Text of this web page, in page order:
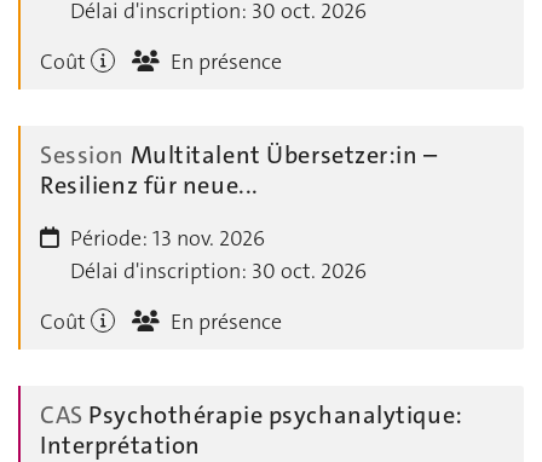
Délai d'inscription: 30 oct. 2026
Coût
En présence
Session Multitalent Übersetzer:in –
Resilienz für neue...
Période: 13 nov. 2026
Délai d'inscription: 30 oct. 2026
Coût
En présence
CAS Psychothérapie psychanalytique:
Interprétation